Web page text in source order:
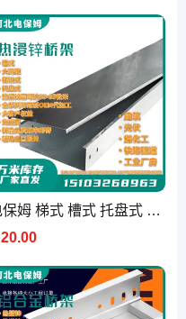
电保姆 梯式 槽式 托盘式 大跨距直通 热浸锌桥架 电缆槽盒 源头厂家
20.00